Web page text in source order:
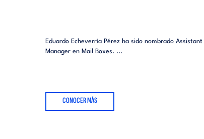
Eduardo Echeverría Pérez ha sido nombrado Assistant
Manager en Mail Boxes. ...
CONOCER MÁS